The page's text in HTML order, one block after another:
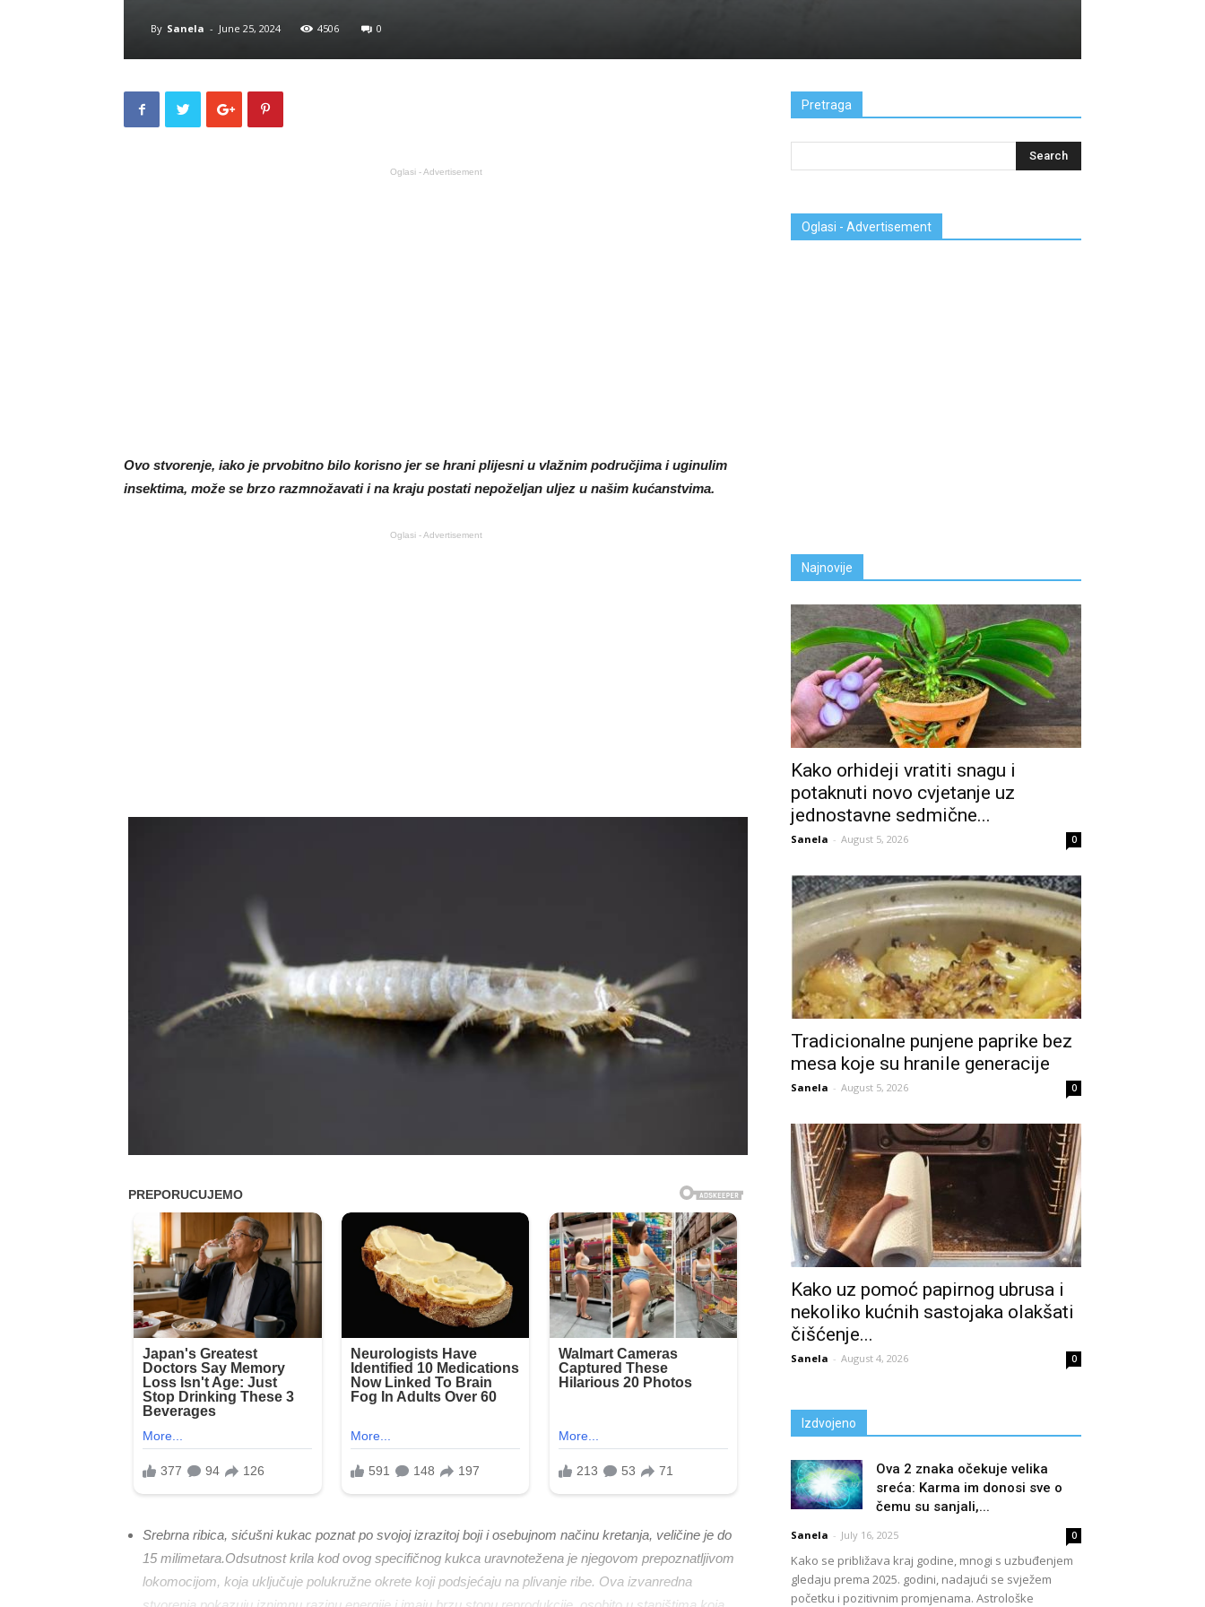
By Sanela - June 25, 2024 4506 0
Oglasi - Advertisement
Ovo stvorenje, iako je prvobitno bilo korisno jer se hrani plijesni u vlažnim područjima i uginulim
insektima, može se brzo razmnožavati i na kraju postati nepoželjan uljez u našim kućanstvima.
Oglasi - Advertisement
Srebrna ribica, sićušni kukac poznat po svojoj izrazitoj boji i osebujnom načinu kretanja, veličine je do
15 milimetara.Odsutnost krila kod ovog specifičnog kukca uravnotežena je njegovom prepoznatljivom
lokomocijom, koja uključuje polukružne okrete koji podsjećaju na plivanje ribe. Ova izvanredna
Pretraga
Oglasi - Advertisement
Najnovije
Kako orhideji vratiti snagu i
potaknuti novo cvjetanje uz
jednostavne sedmične...
Sanela - August 5, 2026 0
Tradicionalne punjene paprike bez
mesa koje su hranile generacije
Sanela - August 5, 2026 0
Kako uz pomoć papirnog ubrusa i
nekoliko kućnih sastojaka olakšati
čišćenje...
Sanela - August 4, 2026 0
Izdvojeno
Ova 2 znaka očekuje velika
sreća: Karma im donosi sve o
čemu su sanjali,...
Sanela - July 16, 2025 0
Kako se približava kraj godine, mnogi s uzbuđenjem
gledaju prema 2025. godini, nadajući se svježem
početku i pozitivnim promjenama. Astrološke